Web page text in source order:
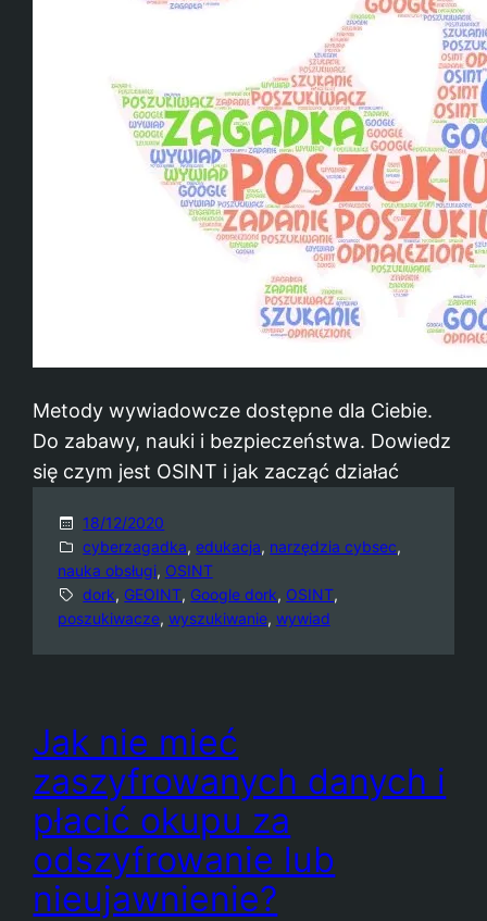
Metody wywiadowcze dostępne dla Ciebie.
Do zabawy, nauki i bezpieczeństwa. Dowiedz
się czym jest OSINT i jak zacząć działać
18/12/2020
cyberzagadka, edukacja, narzędzia cybsec,
nauka obsługi, OSINT
dork, GEOINT, Google dork, OSINT,
poszukiwacze, wyszukiwanie, wywiad
Jak nie mieć
zaszyfrowanych danych i
płacić okupu za
odszyfrowanie lub
nieujawnienie?